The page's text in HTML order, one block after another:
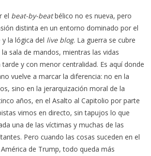
el beat-by-beatbélico no es nueva, pero
distinta en un entorno dominado por el
la lógica del live blog. La guerra se cubre
sala de mandos, mientras las vidas
y con menor centralidad. Es aquí donde
vuelve a marcar la diferencia: no en la
sino en la jerarquización moral de la
años, en el Asalto al Capitolio por parte
vimos en directo, sin tapujos lo que
una de las víctimas y muchas de las
Pero cuando las cosas suceden en el
de Trump, todo queda más